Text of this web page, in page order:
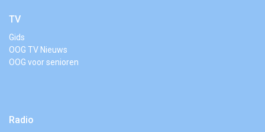
TV
Gids
OOG TV Nieuws
OOG voor senioren
Radio